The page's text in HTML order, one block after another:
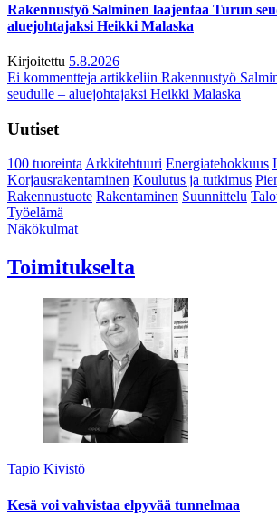
Rakennustyö Salminen laajentaa Turun
aluejohtajaksi Heikki Malaska
Kirjoitettu 5.8.2026
Ei kommentteja artikkeliin Rakennustyö
seudulle – aluejohtajaksi Heikki Malaska
Uutiset
100 tuoreintaArkkitehtuuri Energiatehokkuus
Korjausrakentaminen Koulutus ja tutkimus
Rakennustuote Rakentaminen Suunnittelu
Työelämä
Näkökulmat
Toimitukselta
Tapio Kivistö
Kesä voi vahvistaa elpyvää tunnelmaa